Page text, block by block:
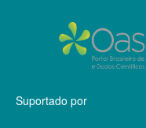
Suportado por